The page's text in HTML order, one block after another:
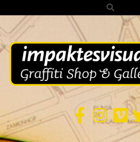
to
content
Search
IMPAKTES